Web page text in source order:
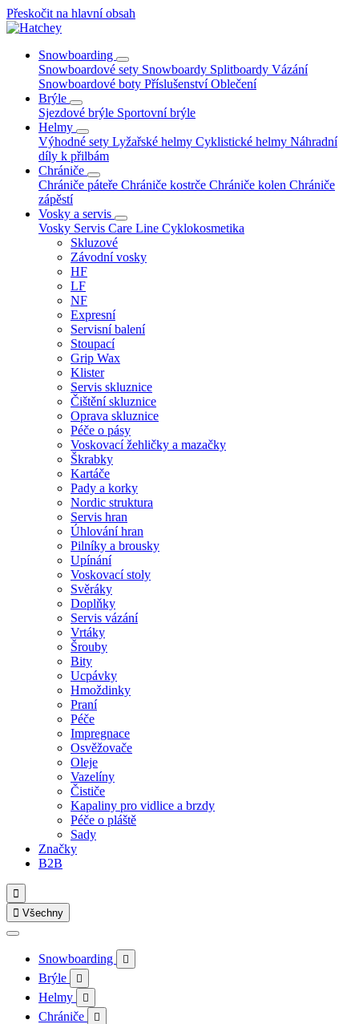
Přeskočit na hlavní obsah
Snowboarding
Snowboardové sety Snowboardy Splitboardy Vázání
Snowboardové boty PříslušenstvíOblečení
Brýle
Sjezdové brýle Sportovní brýle
Helmy
Výhodné sety Lyžařské helmy Cyklistické helmy Náhradní
díly k přilbám
Chrániče
Chrániče páteře Chrániče kostrče Chrániče kolen Chrániče
zápěstí
Vosky a servis
Vosky Servis Care Line Cyklokosmetika
Skluzové
Závodní vosky
HF
LF
NF
Expresní
Servisní balení
Stoupací
Grip Wax
Klister
Servis skluznice
Čištění skluznice
Oprava skluznice
Péče o pásy
Voskovací žehličky a mazačky
Škrabky
Kartáče
Pady a korky
Nordic struktura
Servis hran
Úhlování hran
Pilníky a brousky
Upínání
Voskovací stoly
Svěráky
Doplňky
Servis vázání
Vrtáky
Šrouby
Bity
Ucpávky
Hmoždinky
Praní
Péče
Impregnace
Osvěžovače
Oleje
Vazelíny
Čističe
Kapaliny pro vidlice a brzdy
Péče o pláště
Sady
Značky
B2B

 Všechny
Snowboarding 
Brýle 
Helmy 
Chrániče 